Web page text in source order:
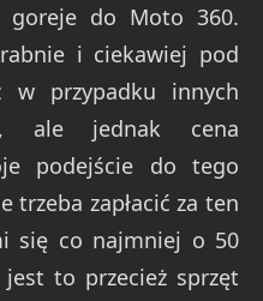
do Moto 360.
i ciekawiej pod
w przypadku innych
ale jednak cena
podejście do tego
trzeba zapłacić za ten
się co najmniej o 50
to przecież sprzęt